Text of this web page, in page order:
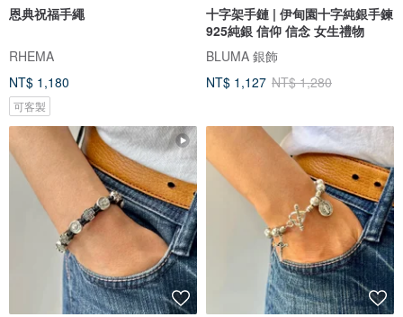
恩典祝福手繩
RHEMA
NT$ 1,180
可客製
十字架手鏈 | 伊甸園十字純銀手鍊
925純銀 信仰 信念 女生禮物
BLUMA 銀飾
NT$ 1,127 NT$ 1,280